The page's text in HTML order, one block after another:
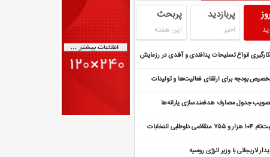
پربازدید
اخیر
پربحث
این هفته
انواع تسلیحات پدافندی و آفندی در رزمایش
بودجه برای ارتقای فعالیت‌ها و تولیدات
جدول مصارف هدفمندسازی یارانه‌ها
ثبت‌نام ۱۰۴ هزار و ۷۵۵ متقاضی داوطلبی انتخابات
لاریجانی با وزیر انرژی روسیه